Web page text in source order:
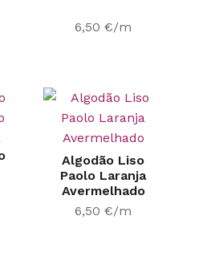
6,50 €/m
Algodão Liso
Paolo Laranja
Avermelhado
6,50 €/m